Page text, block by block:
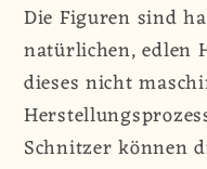
Die Figuren sind
natürlichen, edlen
dieses nicht
Schnitzer können